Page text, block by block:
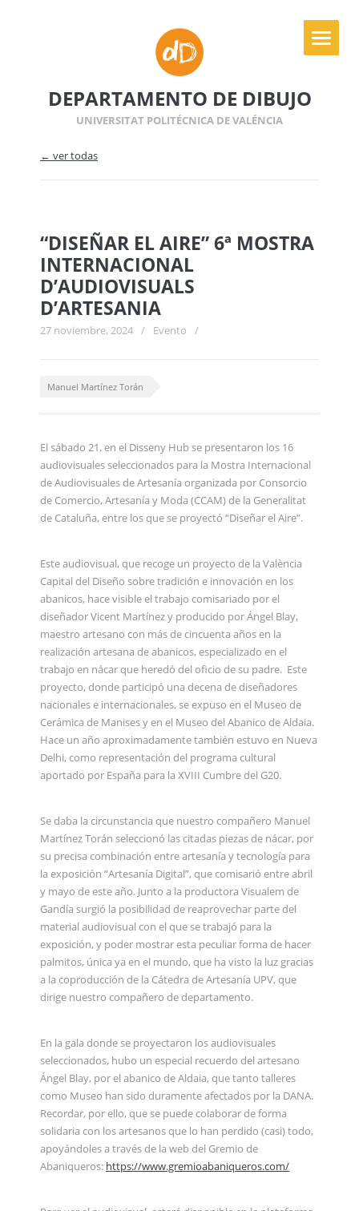
DEPARTAMENTO DE DIBUJO
UNIVERSITAT POLITÉCNICA DE VALÉNCIA
← ver todas
“DISEÑAR EL AIRE” 6ª MOSTRA
INTERNACIONAL
D’AUDIOVISUALS
D’ARTESANIA
27 noviembre, 2024 / Evento /
Manuel Martínez Torán
El sábado 21, en el Disseny Hub se presentaron los 16
audiovisuales seleccionados para la Mostra Internacional
de Audiovisuales de Artesanía organizada por Consorcio
de Comercio, Artesanía y Moda (CCAM) de la Generalitat
de Cataluña, entre los que se proyectó “Diseñar el Aire”.
Este audiovisual, que recoge un proyecto de la València
Capital del Diseño sobre tradición e innovación en los
abanicos, hace visible el trabajo comisariado por el
diseñador Vicent Martínez y producido por Ángel Blay,
maestro artesano con más de cincuenta años en la
realización artesana de abanicos, especializado en el
trabajo en nácar que heredó del oficio de su padre. Este
proyecto, donde participó una decena de diseñadores
nacionales e internacionales, se expuso en el Museo de
Cerámica de Manises y en el Museo del Abanico de Aldaia.
Hace un año aproximadamente también estuvo en Nueva
Delhi, como representación del programa cultural
aportado por España para la XVIII Cumbre del G20.
Se daba la circunstancia que nuestro compañero Manuel
Martínez Torán seleccionó las citadas piezas de nácar, por
su precisa combinación entre artesanía y tecnología para
la exposición “Artesanía Digital”, que comisarió entre abril
y mayo de este año. Junto a la productora Visualem de
Gandía surgió la posibilidad de reaprovechar parte del
material audiovisual con el que se trabajó para la
exposición, y poder mostrar esta peculiar forma de hacer
palmitos, única ya en el mundo, que ha visto la luz gracias
a la coproducción de la Cátedra de Artesanía UPV, que
dirige nuestro compañero de departamento.
En la gala donde se proyectaron los audiovisuales
seleccionados, hubo un especial recuerdo del artesano
Ángel Blay, por el abanico de Aldaia, que tanto talleres
como Museo han sido duramente afectados por la DANA.
Recordar, por ello, que se puede colaborar de forma
solidaria con los artesanos que lo han perdido (casi) todo,
apoyándoles a través de la web del Gremio de
Abaniqueros: https://www.gremioabaniqueros.com/